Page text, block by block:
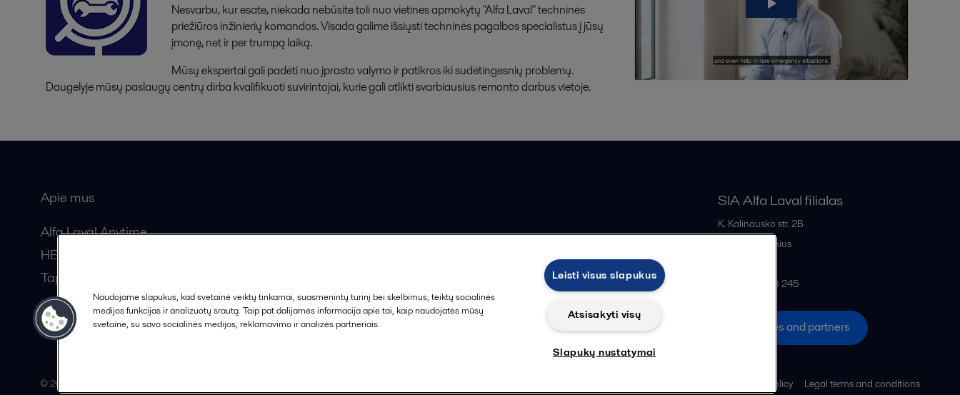
Nesvarbu, kur esate, niekada nebūsite toli nuo vietinės apmokytų "Alfa Laval" techninės
priežiūros inžinierių komandos. Visada galime išsiųsti techninės pagalbos specialistus į jūsų
įmonę, net ir per trumpą laiką.
Mūsų ekspertai gali padėti nuo įprasto valymo ir patikros iki sudėtingesnių problemų.
Daugelyje mūsų paslaugų centrų dirba kvalifikuoti suvirintojai, kurie gali atlikti svarbiausius remonto darbus vietoje.
Apie mus
Alfa Laval Anytime
HERE žurnalas
Tapkite partneriu!
SIA Alfa Laval filialas
K. Kalinausko str. 2B
Vilnius
+370 669 33 245
All offices and partners
© 2015-2026, ALFA LAVAL Cookies policy Legal terms and conditions
Naudojame slapukus, kad svetainė veiktų tinkamai, suasmenintų turinį bei skelbimus, teiktų socialinės
medijos funkcijas ir analizuotų srautą. Taip pat dalijamės informacija apie tai, kaip naudojatės mūsų
svetaine, su savo socialinės medijos, reklamavimo ir analizės partneriais.
Leisti visus slapukus
Atsisakyti visų
Slapukų nustatymai